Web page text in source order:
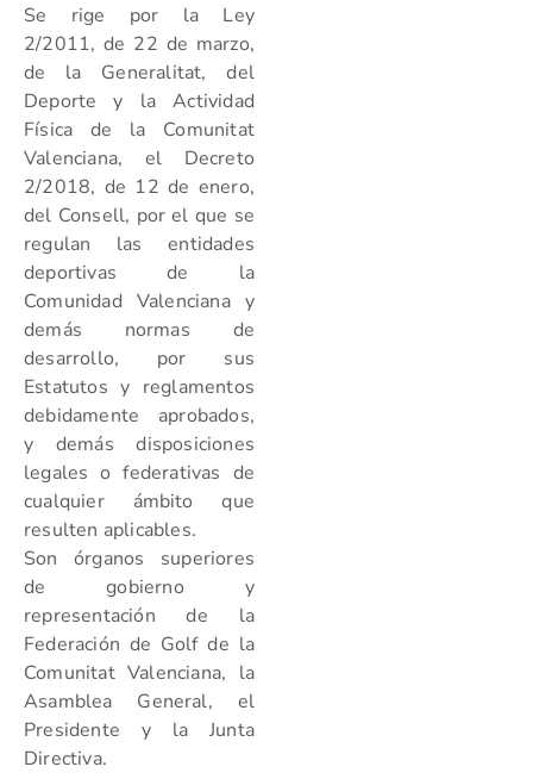
Se rige por la Ley
2/2011, de 22 de marzo,
de la Generalitat, del
Deporte y la Actividad
Física de la Comunitat
Valenciana, el Decreto
2/2018, de 12 de enero,
del Consell, por el que se
regulan las entidades
deportivas de la
Comunidad Valenciana y
demás normas de
desarrollo, por sus
Estatutos y reglamentos
debidamente aprobados,
y demás disposiciones
legales o federativas de
cualquier ámbito que
resulten aplicables.
Son órganos superiores
de gobierno y
representación de la
Federación de Golf de la
Comunitat Valenciana, la
Asamblea General, el
Presidente y la Junta
Directiva.